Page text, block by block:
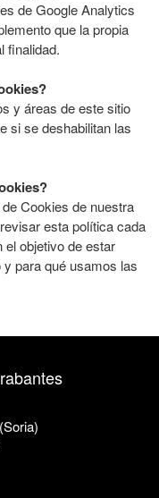
de Google Analytics
que la propia
finalidad.
y áreas de este sitio
si se deshabilitan las
Cookies de nuestra
esta política cada
objetivo de estar
para qué usamos las